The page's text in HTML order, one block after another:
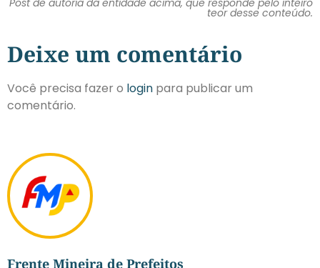
Frente Mineira de Prefeitos
Post de autoria da entidade acima, que responde pelo inteiro
teor desse conteúdo.
Deixe um comentário
Você precisa fazer o login para publicar um
comentário.